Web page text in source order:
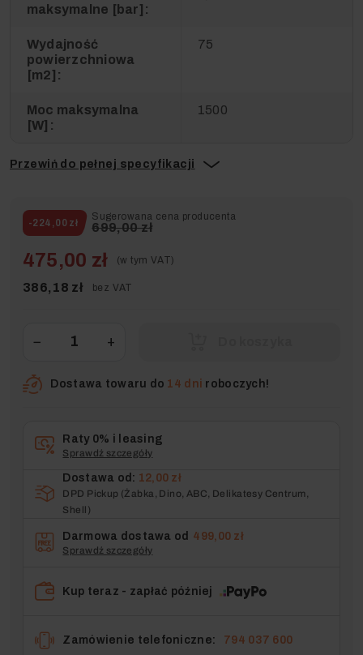
maksymalne [bar]:
Wydajność
powierzchniowa
[m2]:
75
Moc maksymalna
[W]:
1500
Przewiń do pełnej specyfikacji
-224,00 zł
Sugerowana cena producenta
699,00 zł
475,00 zł (w tym VAT)
386,18 zł bez VAT
− +
Dostawa towaru do 14 dni roboczych!
Raty 0% i leasing
Sprawdź szczegóły
Dostawa od: 12,00 zł
DPD Pickup (Żabka, Dino, ABC, Delikatesy Centrum,
Shell)
Darmowa dostawa od 499,00 zł
Sprawdź szczegóły
Kup teraz - zapłać później
Zamówienie telefoniczne: 794 037 600